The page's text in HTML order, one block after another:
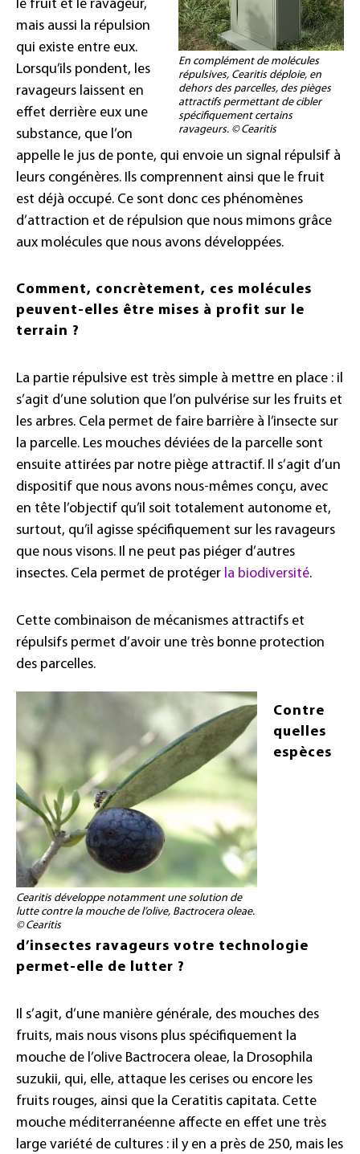
En complément de molécules
répulsives, Cearitis déploie, en
dehors des parcelles, des pièges
attractifs permettant de cibler
spécifiquement certains
ravageurs. © Cearitis
le fruit et le ravageur,
mais aussi la répulsion
qui existe entre eux.
Lorsqu’ils pondent, les
ravageurs laissent en
effet derrière eux une
substance, que l’on
appelle le jus de ponte, qui envoie un signal répulsif à
leurs congénères. Ils comprennent ainsi que le fruit
est déjà occupé. Ce sont donc ces phénomènes
d’attraction et de répulsion que nous mimons grâce
aux molécules que nous avons développées.
Comment, concrètement, ces molécules
peuvent-elles être mises à profit sur le
terrain ?
La partie répulsive est très simple à mettre en place : il
s’agit d’une solution que l’on pulvérise sur les fruits et
les arbres. Cela permet de faire barrière à l’insecte sur
la parcelle. Les mouches déviées de la parcelle sont
ensuite attirées par notre piège attractif. Il s’agit d’un
dispositif que nous avons nous-mêmes conçu, avec
en tête l’objectif qu’il soit totalement autonome et,
surtout, qu’il agisse spécifiquement sur les ravageurs
que nous visons. Il ne peut pas piéger d’autres
insectes. Cela permet de protéger la biodiversité.
Cette combinaison de mécanismes attractifs et
répulsifs permet d’avoir une très bonne protection
des parcelles.
Cearitis développe notamment une solution de
lutte contre la mouche de l’olive, Bactrocera oleae.
© Cearitis
Contre
quelles
espèces
d’insectes ravageurs votre technologie
permet-elle de lutter ?
Il s’agit, d’une manière générale, des mouches des
fruits, mais nous visons plus spécifiquement la
mouche de l’olive Bactrocera oleae, la Drosophila
suzukii, qui, elle, attaque les cerises ou encore les
fruits rouges, ainsi que la Ceratitis capitata. Cette
mouche méditerranéenne affecte en effet une très
large variété de cultures : il y en a près de 250, mais les